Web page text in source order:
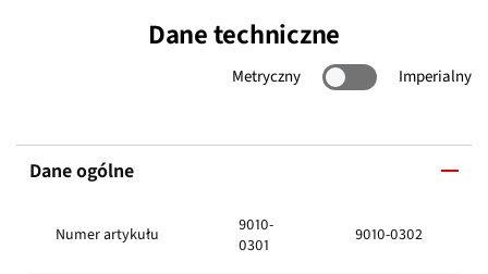
Dane techniczne
Metryczny Imperialny
Dane ogólne
Numer artykułu
9010-
0301
9010-0302